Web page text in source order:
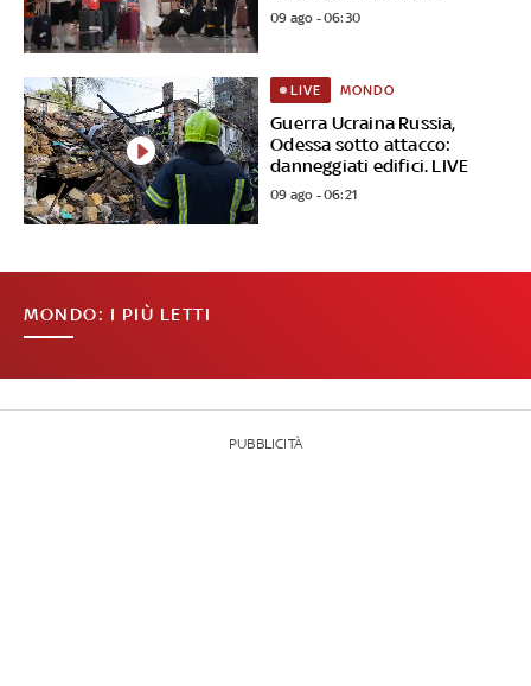
09 ago - 06:30
Guerra Ucraina Russia,
Odessa sotto attacco:
danneggiati edifici. LIVE
LIVE MONDO
09 ago - 06:21
MONDO: I PIÙ LETTI
PUBBLICITÀ